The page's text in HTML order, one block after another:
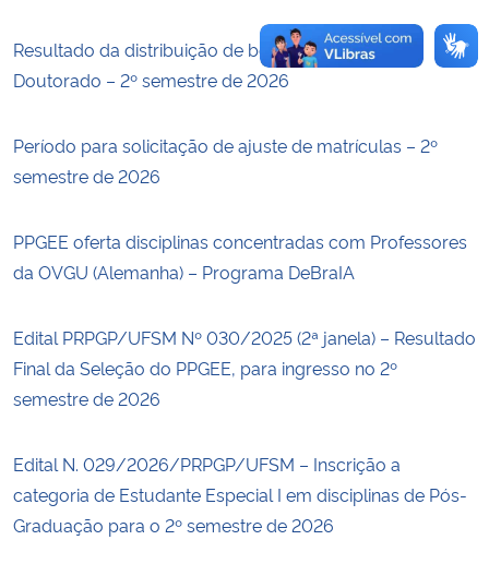
Resultado da distribuição de bolsas de Mestrado e
Doutorado – 2º semestre de 2026
Período para solicitação de ajuste de matrículas – 2º
semestre de 2026
PPGEE oferta disciplinas concentradas com Professores
da OVGU (Alemanha) – Programa DeBraIA
Edital PRPGP/UFSM Nº 030/2025 (2ª janela) – Resultado
Final da Seleção do PPGEE, para ingresso no 2º
semestre de 2026
Edital N. 029/2026/PRPGP/UFSM – Inscrição a
categoria de Estudante Especial I em disciplinas de Pós-
Graduação para o 2º semestre de 2026